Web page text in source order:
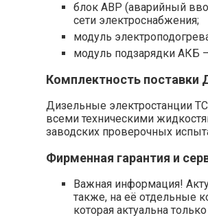
блок АВР (аварийный
сети электроснабжения;
модуль
модуль подзарядки АКБ
Комплектность поставки
Дизельные электростанции
всеми техническими
заводских проверочных
Фирменная гарантия и
Важная информация!
также, на её отдельные
которая актуальна